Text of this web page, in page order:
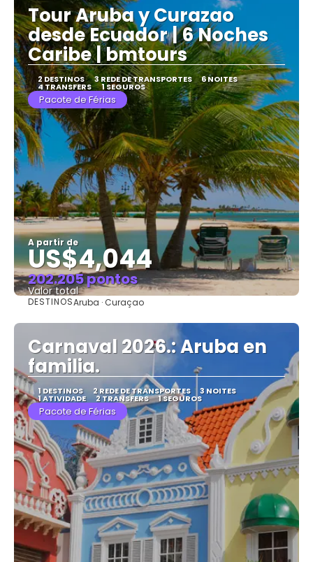
Tour Aruba y Curazao
desde Ecuador | 6 Noches
Caribe | bmtours
2 DESTINOS 3 REDE DE TRANSPORTES 6 NOITES
4 TRANSFERS 1 SEGUROS
Pacote de Férias
A partir de
US$4,044
202.205 pontos
Valor total
Saiba mais
DESTINOSAruba · Curaçao
Carnaval 2026.: Aruba en
familia.
1 DESTINOS 2 REDE DE TRANSPORTES 3 NOITES
1 ATIVIDADE 2 TRANSFERS 1 SEGUROS
Pacote de Férias